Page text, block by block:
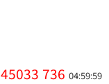
45033 736 04:59:59